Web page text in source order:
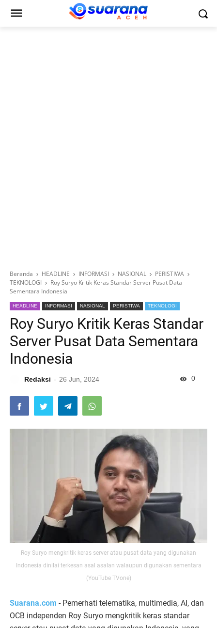
Beranda HEADLINE INFORMASI NASIONAL
PERISTIWA
TEKNOLOGI
Roy Suryo Kritik Keras Standar Server Pusat Data
Sementara Indonesia
HEADLINE INFORMASI NASIONAL PERISTIWA TEKNOLOGI
Roy Suryo Kritik Keras Standar
Server Pusat Data Sementara
Indonesia
Redaksi 26 Jun, 2024 0
Roy Suryo mengkritik keras server atau pusat data yang digunakan
Indonesia dinilai terkesan asal asalan walaupun digunakan sementara
(YouTube TVone)
Suarana.com - Pemerhati telematika, multimedia, AI, dan
OCB independen Roy Suryo mengkritik keras standar